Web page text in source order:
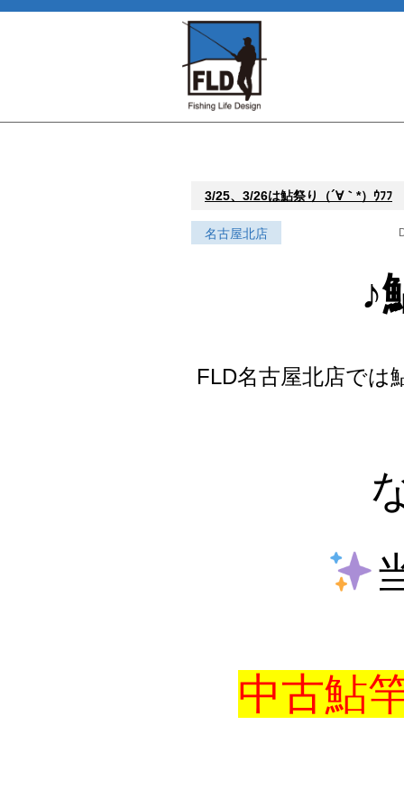
3/25、3/26は鮎祭り（´∀｀*）ｳﾌﾌ
名古屋北店
♪
FLD名古屋北店では
中古鮎